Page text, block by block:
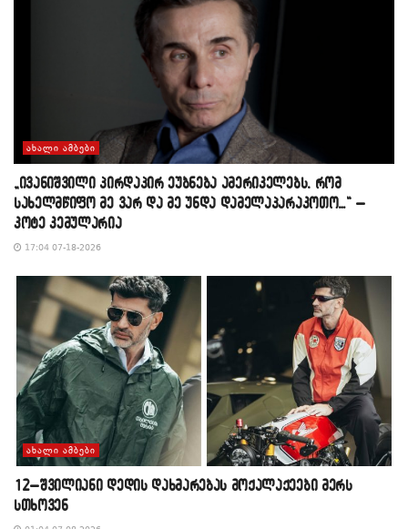
ᲐᲮᲐᲚᲘ ᲐᲛᲑᲔᲑᲘ
„ივანიშვილი პირდაპირ ეუბნება ამერიკელებს, რომ
სახელმწიფო მე ვარ და მე უნდა დამელაპარაკოთო…“ –
კოტე კემულარია
17:04 07-18-2026
ᲐᲮᲐᲚᲘ ᲐᲛᲑᲔᲑᲘ
12–შვილიანი დედის დახმარებას მოქალაქეები მერს
სთხოვენ